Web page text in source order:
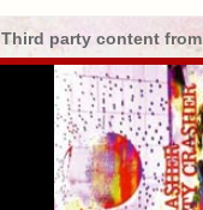
Third party content from